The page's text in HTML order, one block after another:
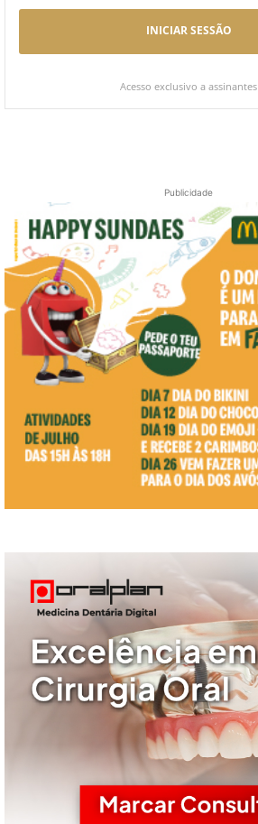
INICIAR SESSÃO
Acesso exclusivo a assinantes
Publicidade